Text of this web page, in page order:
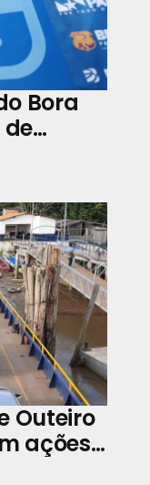
Bora
de
o
Outeiro
ações
Belém